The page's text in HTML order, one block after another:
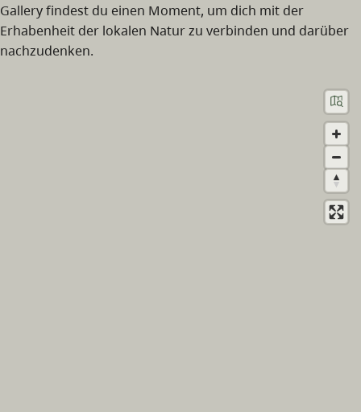
Gallery findest du einen Moment, um dich mit der
Erhabenheit der lokalen Natur zu verbinden und darüber
nachzudenken.